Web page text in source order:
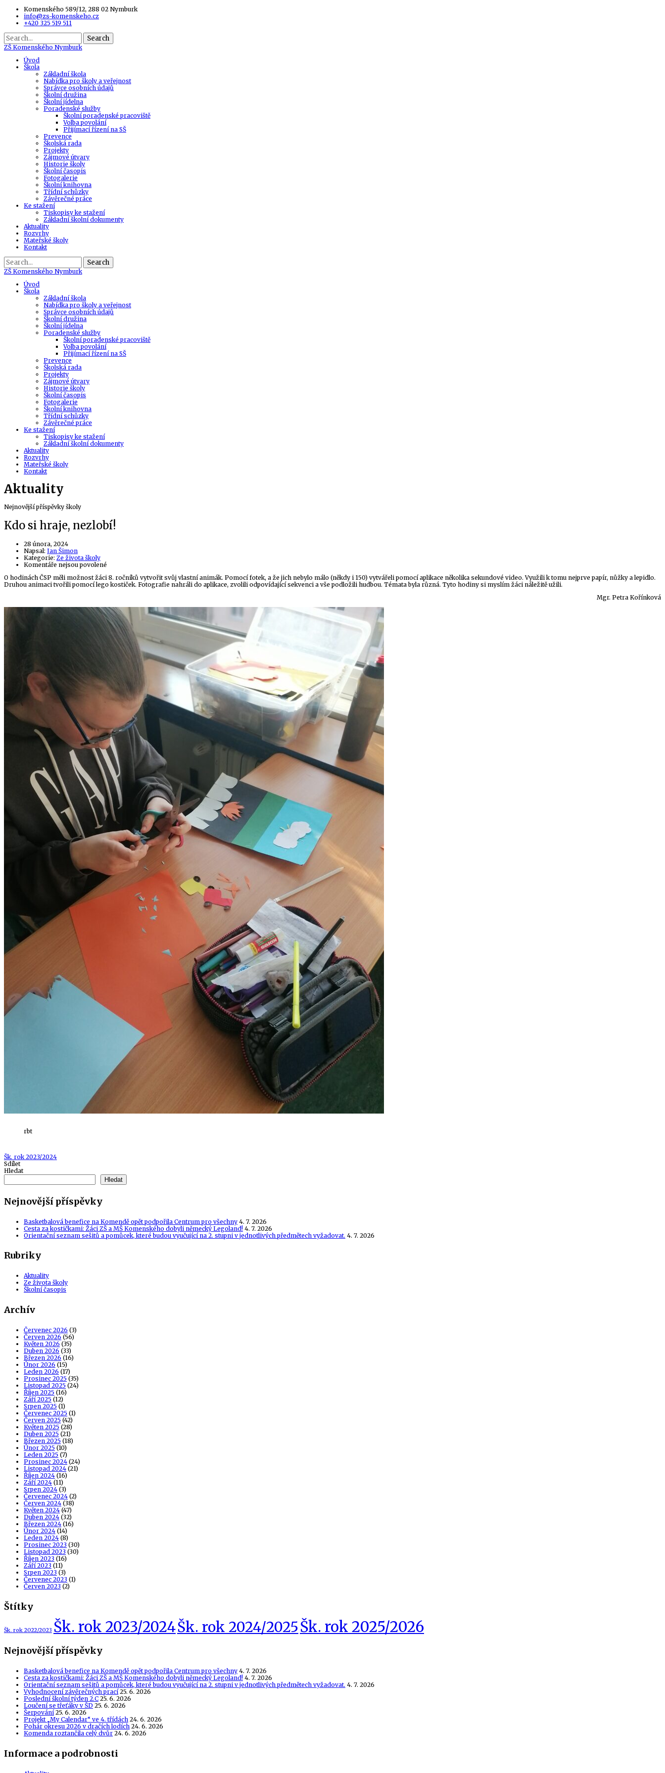
Komenského 589/12, 288 02 Nymburk
info@zs-komenskeho.cz
+420 325 519 511
Search
ZŠ Komenského Nymburk
Úvod
Škola
Základní škola
Nabídka pro školy a veřejnost
Správce osobních údajů
Školní družina
Školní jídelna
Poradenské služby
Školní poradenské pracoviště
Volba povolání
Přijímací řízení na SŠ
Prevence
Školská rada
Projekty
Zájmové útvary
Historie školy
Školní časopis
Fotogalerie
Školní knihovna
Třídní schůzky
Závěrečné práce
Ke stažení
Tiskopisy ke stažení
Základní školní dokumenty
Aktuality
Rozvrhy
Mateřské školy
Kontakt
Search
ZŠ Komenského Nymburk
Úvod
Škola
Základní škola
Nabídka pro školy a veřejnost
Správce osobních údajů
Školní družina
Školní jídelna
Poradenské služby
Školní poradenské pracoviště
Volba povolání
Přijímací řízení na SŠ
Prevence
Školská rada
Projekty
Zájmové útvary
Historie školy
Školní časopis
Fotogalerie
Školní knihovna
Třídní schůzky
Závěrečné práce
Ke stažení
Tiskopisy ke stažení
Základní školní dokumenty
Aktuality
Rozvrhy
Mateřské školy
Kontakt
Aktuality
Nejnovější příspěvky školy
Kdo si hraje, nezlobí!
28 února, 2024
Napsal: Author
Jan Šimon
Kategorie: Ze života školy
Komentáře nejsou povolené
s
názvem
hraje,
nezlobí!
O hodinách ČSP měli možnost žáci 8. ročníků vytvořit svůj vlastní animák. Pomocí fotek, a že jich nebylo málo (někdy i 150) vytvářeli pomocí aplikace několika sekundové video. Využili k tomu nejprve papír, nůžky a lepidlo.
Druhou animaci tvořili pomocí lego kostiček. Fotografie nahráli do aplikace, zvolili odpovídající sekvenci a vše podložili hudbou. Témata byla různá. Tyto hodiny si myslím žáci náležitě užili.
Mgr. Petra Kořínková
rbt
Tags
Šk. rok 2023/2024
Sdílet
Hledat
Hledat
Nejnovější příspěvky
Basketbalová benefice na Komendě opět podpořila Centrum pro všechny 4. 7. 2026
Cesta za kostičkami: Žáci ZŠ a MŠ Komenského dobyli německý Legoland! 4. 7. 2026
Orientační seznam sešitů a pomůcek, které budou vyučující na 2. stupni v jednotlivých předmětech vyžadovat. 4. 7. 2026
Rubriky
Aktuality
Ze života školy
Školní časopis
Archív
Červenec 2026 (3)
Červen 2026 (56)
Květen 2026 (35)
Duben 2026 (33)
Březen 2026 (16)
Únor 2026 (15)
Leden 2026 (17)
Prosinec 2025 (35)
Listopad 2025 (24)
Říjen 2025 (16)
Září 2025 (12)
Srpen 2025 (1)
Červenec 2025 (1)
Červen 2025 (42)
Květen 2025 (28)
Duben 2025 (21)
Březen 2025 (18)
Únor 2025 (10)
Leden 2025 (7)
Prosinec 2024 (24)
Listopad 2024 (21)
Říjen 2024 (16)
Září 2024 (11)
Srpen 2024 (3)
Červenec 2024 (2)
Červen 2024 (38)
Květen 2024 (47)
Duben 2024 (32)
Březen 2024 (16)
Únor 2024 (14)
Leden 2024 (8)
Prosinec 2023 (30)
Listopad 2023 (30)
Říjen 2023 (16)
Září 2023 (11)
Srpen 2023 (3)
Červenec 2023 (1)
Červen 2023 (2)
Štítky
Šk. rok 2022/2023 Šk. rok 2023/2024Šk. rok 2024/2025Šk. rok 2025/2026
Nejnovější příspěvky
Basketbalová benefice na Komendě opět podpořila Centrum pro všechny 4. 7. 2026
Cesta za kostičkami: Žáci ZŠ a MŠ Komenského dobyli německý Legoland! 4. 7. 2026
Orientační seznam sešitů a pomůcek, které budou vyučující na 2. stupni v jednotlivých předmětech vyžadovat. 4. 7. 2026
Vyhodnocení závěrečných prací 25. 6. 2026
Poslední školní týden 2.C 25. 6. 2026
Loučení se třeťáky v ŠD 25. 6. 2026
Šerpování 25. 6. 2026
Projekt „My Calendar“ ve 4. třídách 24. 6. 2026
Pohár okresu 2026 v dračích lodích 24. 6. 2026
Komenda roztančila celý dvůr 24. 6. 2026
Informace a podrobnosti